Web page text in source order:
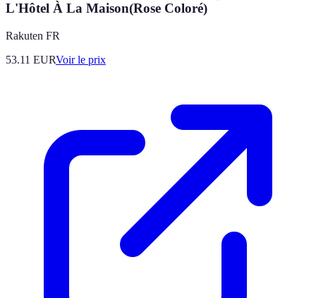
L'Hôtel À La Maison(Rose Coloré)
Rakuten FR
53.11 EURVoir le prix